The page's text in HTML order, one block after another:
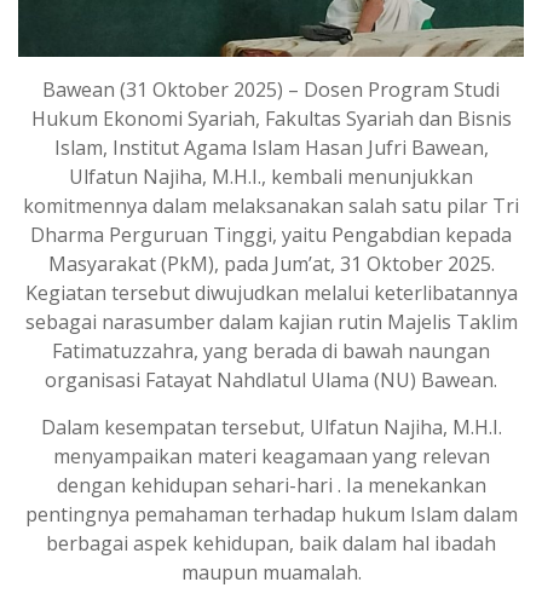
Bawean (31 Oktober 2025) – Dosen Program Studi
Hukum Ekonomi Syariah, Fakultas Syariah dan Bisnis
Islam, Institut Agama Islam Hasan Jufri Bawean,
Ulfatun Najiha, M.H.I., kembali menunjukkan
komitmennya dalam melaksanakan salah satu pilar Tri
Dharma Perguruan Tinggi, yaitu Pengabdian kepada
Masyarakat (PkM), pada Jum’at, 31 Oktober 2025.
Kegiatan tersebut diwujudkan melalui keterlibatannya
sebagai narasumber dalam kajian rutin Majelis Taklim
Fatimatuzzahra, yang berada di bawah naungan
organisasi Fatayat Nahdlatul Ulama (NU) Bawean.
Dalam kesempatan tersebut, Ulfatun Najiha, M.H.I.
menyampaikan materi keagamaan yang relevan
dengan kehidupan sehari-hari . Ia menekankan
pentingnya pemahaman terhadap hukum Islam dalam
berbagai aspek kehidupan, baik dalam hal ibadah
maupun muamalah.